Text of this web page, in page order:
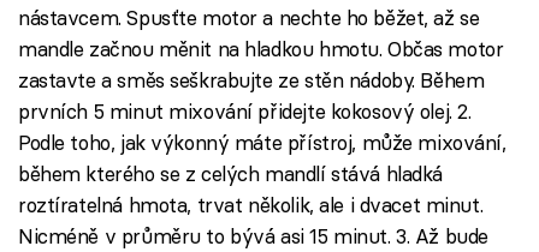
nástavcem. Spusťte motor a nechte ho běžet, až se
mandle začnou měnit na hladkou hmotu. Občas motor
zastavte a směs seškrabujte ze stěn nádoby. Během
prvních 5 minut mixování přidejte kokosový olej. 2.
Podle toho, jak výkonný máte přístroj, může mixování,
během kterého se z celých mandlí stává hladká
roztíratelná hmota, trvat několik, ale i dvacet minut.
Nicméně v průměru to bývá asi 15 minut. 3. Až bude